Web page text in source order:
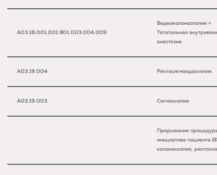
A03.18.001.001 B01.003.004.009
Видеоколоноскопия +
Тотатальная
анестезия
A03.19.004 Ректосигмоидоскопия
A03.19.003 Сигмоскопия
Прерывание
инициативе пациента
колоноскопия,